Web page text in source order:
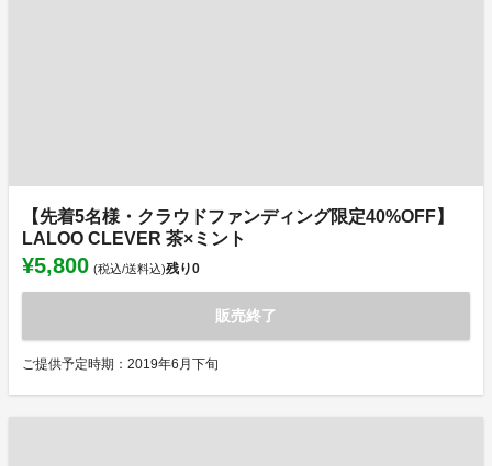
【先着5名様・クラウドファンディング限定40%OFF】
LALOO CLEVER 茶×ミント
¥5,800 (税込/送料込)残り0
販売終了
ご提供予定時期：2019年6月下旬